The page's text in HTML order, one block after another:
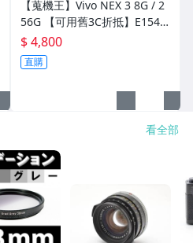
【蒐機王】Vivo NEX 3 8G / 2
56G 【可用舊3C折抵】E1546-
10
$ 4,800
直購
看全部